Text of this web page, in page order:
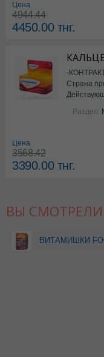
Цена
4944.44
4450.00тнг.
-
Страна
Америки
Раздел:
Цена
3568.42
3390.00тнг.
ВЫ СМОТРЕЛИ
ВИТАМИШКИ